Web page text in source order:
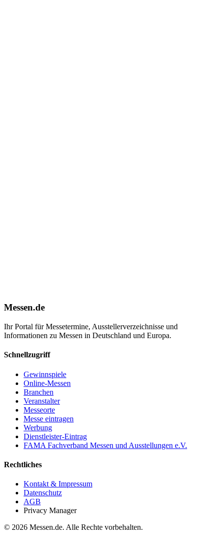
Messen.de
Ihr Portal für Messetermine, Ausstellerverzeichnisse und
Informationen zu Messen in Deutschland und Europa.
Schnellzugriff
Gewinnspiele
Online-Messen
Branchen
Veranstalter
Messeorte
Messe eintragen
Werbung
Dienstleister-Eintrag
FAMA Fachverband Messen und Ausstellungen e.V.
Rechtliches
Kontakt & Impressum
Datenschutz
AGB
Privacy Manager
© 2026 Messen.de. Alle Rechte vorbehalten.